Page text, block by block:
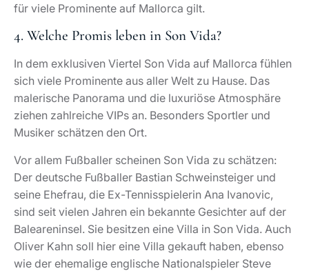
für viele Prominente auf Mallorca gilt.
4. Welche Promis leben in Son Vida?
In dem exklusiven Viertel Son Vida auf Mallorca fühlen
sich viele Prominente aus aller Welt zu Hause. Das
malerische Panorama und die luxuriöse Atmosphäre
ziehen zahlreiche VIPs an. Besonders Sportler und
Musiker schätzen den Ort.
Vor allem Fußballer scheinen Son Vida zu schätzen:
Der deutsche Fußballer Bastian Schweinsteiger und
seine Ehefrau, die Ex-Tennisspielerin Ana Ivanovic,
sind seit vielen Jahren ein bekannte Gesichter auf der
Baleareninsel. Sie besitzen eine Villa in Son Vida. Auch
Oliver Kahn soll hier eine Villa gekauft haben, ebenso
wie der ehemalige englische Nationalspieler Steve